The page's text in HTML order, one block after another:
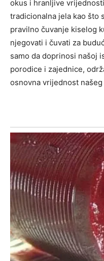
okus i hranljive
tradicionalna jela kao što
pravilno čuvanje kiselog
njegovati i čuvati za
samo da doprinosi našoj
porodice i zajednice,
osnovna vrijednost